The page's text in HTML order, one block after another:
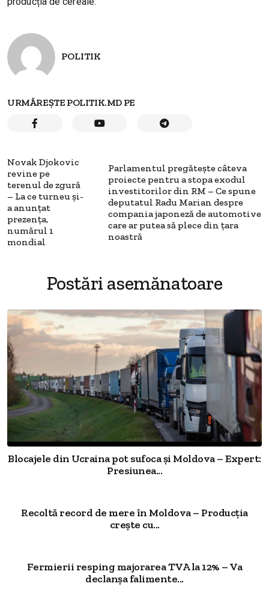
POLITIK
URMĂREȘTE POLITIK.MD PE
Novak Djokovic
revine pe
terenul de zgură
– La ce turneu și-
a anunțat
prezența,
numărul 1
mondial
Parlamentul pregătește câteva
proiecte pentru a stopa exodul
investitorilor din RM – Ce spune
deputatul Radu Marian despre
compania japoneză de automotive
care ar putea să plece din țara
noastră
Postări asemănatoare
Blocajele din Ucraina pot sufoca și Moldova – Expert:
Presiunea...
Recoltă record de mere în Moldova – Producția
crește cu...
Fermierii resping majorarea TVA la 12% – Va
declanșa falimente...